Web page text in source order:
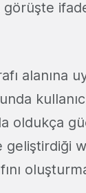
görüşte
alanına
oldukça